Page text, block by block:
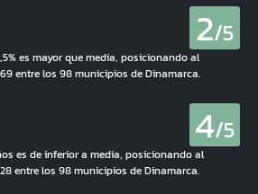
2/5
es mayor que media, posicionando al
entre los 98 municipios de Dinamarca.
4/5
es de inferior a media, posicionando al
entre los 98 municipios de Dinamarca.